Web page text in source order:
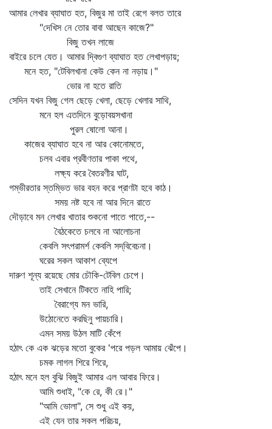
আমার লেখার ব্যাঘাত হত, বিজুর মা তাই রেগে বলত তারে
"দেখিস নে তোর বাবা আছেন কাজে?"
বিজু তখন লাজে
বাইরে চলে যেত। আমার দ্বিগুণ ব্যাঘাত হত লেখাপড়ায়;
মনে হত, "টেবিলখানা কেউ কেন না নড়ায়।"
ভোর না হতে রাতি
সেদিন যখন বিজু গেল ছেড়ে খেলা, ছেড়ে খেলার সাথি,
মনে হল এতদিনে বুড়োবয়সখানা
পুরল ষোলো আনা।
কাজের ব্যাঘাত হবে না আর কোনোমতে,
চলব এবার প্রবীণতার পাকা পথে,
লক্ষ্য করে বৈতরণীর ঘাট,
গম্ভীরতার স্তম্ভিত ভার বহন করে প্রাণটা হবে কাঠ।
সময় নষ্ট হবে না আর দিনে রাতে
দৌড়াবে মন লেখার খাতার শুকনো পাতে পাতে,--
বৈঠকেতে চলবে না আলোচনা
কেবলি সৎপরামর্শ কেবলি সদ্‌বিবেচনা।
ঘরের সকল আকাশ ব্যেপে
দারুণ শূন্য রয়েছে মোর চৌকি-টেবিল চেপে।
তাই সেখানে টিকতে নাহি পারি;
বৈরাগ্যে মন ভারি,
উঠোনেতে করছিনু পায়চারি।
এমন সময় উঠল মাটি কেঁপে
হঠাৎ কে এক ঝড়ের মতো বুকের 'পরে পড়ল আমায় ঝেঁপে।
চমক লাগল শিরে শিরে,
হঠাৎ মনে হল বুঝি বিজুই আমার এল আবার ফিরে।
আমি শুধাই, "কে রে, কী রে।"
"আমি ভোলা", সে শুধু এই কয়,
এই যেন তার সকল পরিচয়,